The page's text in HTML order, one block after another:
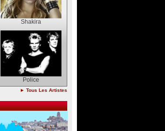
Shakira
Police
► Tous Les Artistes